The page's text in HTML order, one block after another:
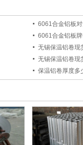
6061合金铝板
6061合金铝板
无锡保温铝卷现
无锡保温铝卷现
保温铝卷厚度多